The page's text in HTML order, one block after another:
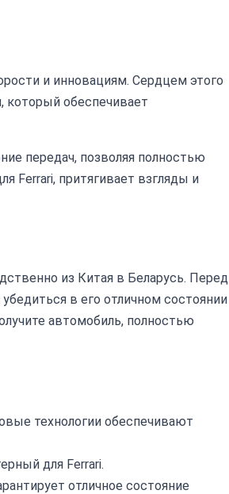
и инновациям. Сердцем этого
который обеспечивает
передач, позволяя полностью
Ferrari, притягивает взгляды и
из Китая в Беларусь. Перед
в его отличном состоянии
автомобиль, полностью
технологии обеспечивают
для Ferrari.
отличное состояние